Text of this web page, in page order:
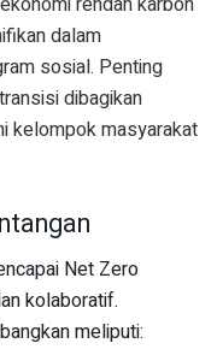
dalam
sosial. Penting
dibagikan
kelompok masyarakat
Net Zero
kolaboratif.
meliputi: